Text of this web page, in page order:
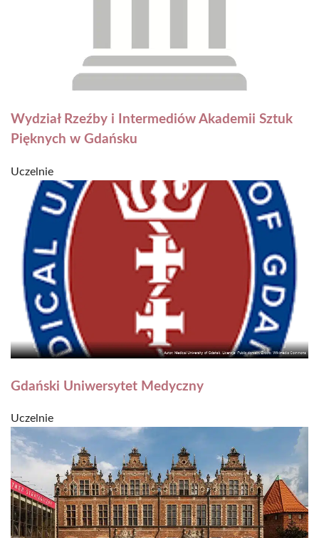
Wydział Rzeźby i Intermediów Akademii Sztuk
Pięknych w Gdańsku
Uczelnie
Gdański Uniwersytet Medyczny
Uczelnie